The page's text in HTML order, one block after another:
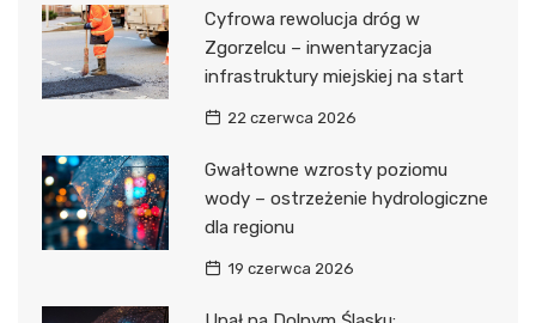
Cyfrowa rewolucja dróg w
Zgorzelcu – inwentaryzacja
infrastruktury miejskiej na start
22 czerwca 2026
Gwałtowne wzrosty poziomu
wody – ostrzeżenie hydrologiczne
dla regionu
19 czerwca 2026